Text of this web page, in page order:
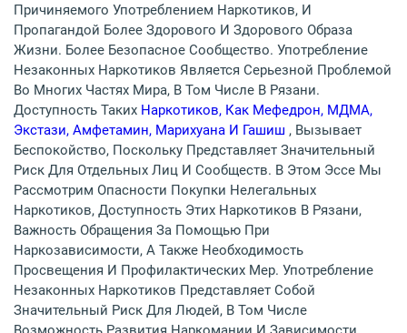
Причиняемого Употреблением Наркотиков, И
Пропагандой Более Здорового И Здорового Образа
Жизни. Более Безопасное Сообщество. Употребление
Незаконных Наркотиков Является Серьезной Проблемой
Во Многих Частях Мира, В Том Числе В Рязани.
Доступность Таких Наркотиков, Как Мефедрон, МДМА,
Экстази, Амфетамин, Марихуана И Гашиш , Вызывает
Беспокойство, Поскольку Представляет Значительный
Риск Для Отдельных Лиц И Сообществ. В Этом Эссе Мы
Рассмотрим Опасности Покупки Нелегальных
Наркотиков, Доступность Этих Наркотиков В Рязани,
Важность Обращения За Помощью При
Наркозависимости, А Также Необходимость
Просвещения И Профилактических Мер. Употребление
Незаконных Наркотиков Представляет Собой
Значительный Риск Для Людей, В Том Числе